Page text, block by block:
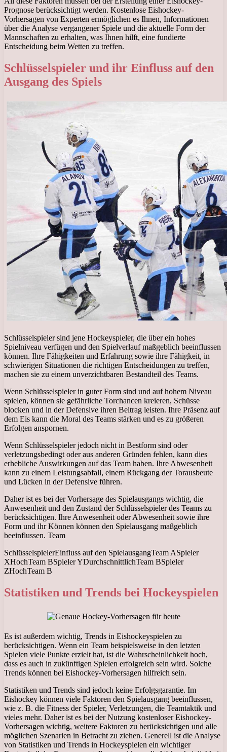
Prognose berücksichtigt werden. Kostenlose Eishockey-
Vorhersagen von Experten ermöglichen es Ihnen, Informationen
über die Analyse vergangener Spiele und die aktuelle Form der
Mannschaften zu erhalten, was Ihnen hilft, eine fundierte
Entscheidung beim Wetten zu treffen.
Schlüsselspieler und ihr Einfluss auf den
Ausgang des Spiels
Schlüsselspieler sind jene Hockeyspieler, die über ein hohes
Spielniveau verfügen und den Spielverlauf maßgeblich beeinflussen
können. Ihre Fähigkeiten und Erfahrung sowie ihre Fähigkeit, in
schwierigen Situationen die richtigen Entscheidungen zu treffen,
machen sie zu einem unverzichtbaren Bestandteil des Teams.
Wenn Schlüsselspieler in guter Form sind und auf hohem Niveau
spielen, können sie gefährliche Torchancen kreieren, Schüsse
blocken und in der Defensive ihren Beitrag leisten. Ihre Präsenz auf
dem Eis kann die Moral des Teams stärken und es zu größeren
Erfolgen anspornen.
Wenn Schlüsselspieler jedoch nicht in Bestform sind oder
verletzungsbedingt oder aus anderen Gründen fehlen, kann dies
erhebliche Auswirkungen auf das Team haben. Ihre Abwesenheit
kann zu einem Leistungsabfall, einem Rückgang der Torausbeute
und Lücken in der Defensive führen.
Daher ist es bei der Vorhersage des Spielausgangs wichtig, die
Anwesenheit und den Zustand der Schlüsselspieler des Teams zu
berücksichtigen. Ihre Anwesenheit oder Abwesenheit sowie ihre
Form und ihr Können können den Spielausgang maßgeblich
beeinflussen. Team
SchlüsselspielerEinfluss auf den SpielausgangTeam ASpieler
XHochTeam BSpieler YDurchschnittlichTeam BSpieler
ZHochTeam B
Statistiken und Trends bei Hockeyspielen
Es ist außerdem wichtig, Trends in Eishockeyspielen zu
berücksichtigen. Wenn ein Team beispielsweise in den letzten
Spielen viele Punkte erzielt hat, ist die Wahrscheinlichkeit hoch,
dass es auch in zukünftigen Spielen erfolgreich sein wird. Solche
Trends können bei Eishockey-Vorhersagen hilfreich sein.
Statistiken und Trends sind jedoch keine Erfolgsgarantie. Im
Eishockey können viele Faktoren den Spielausgang beeinflussen,
wie z. B. die Fitness der Spieler, Verletzungen, die Teamtaktik und
vieles mehr. Daher ist es bei der Nutzung kostenloser Eishockey-
Vorhersagen wichtig, weitere Faktoren zu berücksichtigen und alle
möglichen Szenarien in Betracht zu ziehen. Generell ist die Analyse
von Statistiken und Trends in Hockeyspielen ein wichtiger